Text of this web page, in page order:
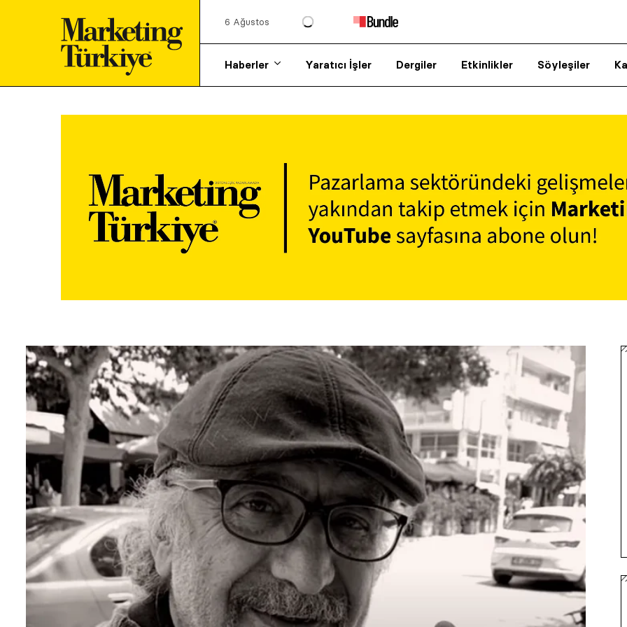
6 Ağustos
Haberler Yaratıcı İşler Dergiler Etkinlikler Söyleşiler